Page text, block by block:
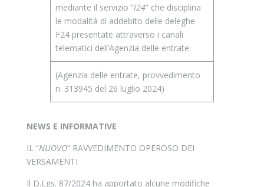
mediante il servizio “I24” che disciplina
le modalità di addebito delle deleghe
F24 presentate attraverso i canali
telematici dell’Agenzia delle entrate.
(Agenzia delle entrate, provvedimento
n. 313945 del 26 luglio 2024)
NEWS E INFORMATIVE
IL “NUOVO” RAVVEDIMENTO OPEROSO DEI
VERSAMENTI
Il D.Lgs. 87/2024 ha apportato alcune modifiche